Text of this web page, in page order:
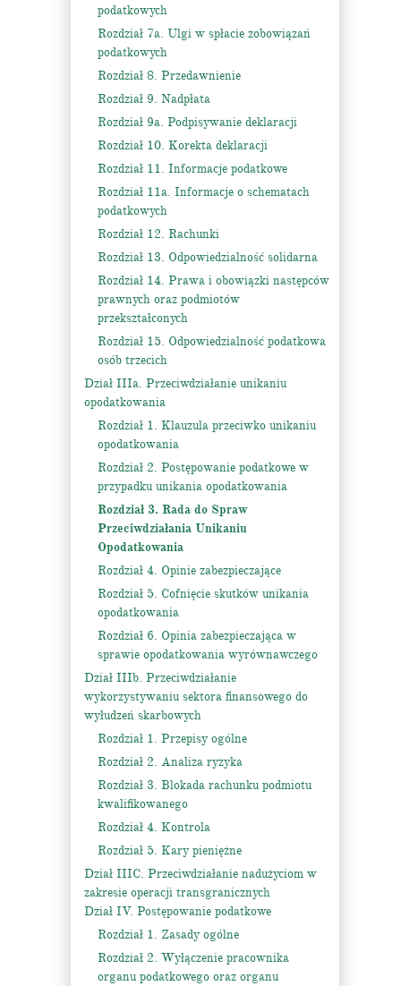
podatkowych
Rozdział 7a. Ulgi w spłacie zobowiązań
podatkowych
Rozdział 8. Przedawnienie
Rozdział 9. Nadpłata
Rozdział 9a. Podpisywanie deklaracji
Rozdział 10. Korekta deklaracji
Rozdział 11. Informacje podatkowe
Rozdział 11a. Informacje o schematach
podatkowych
Rozdział 12. Rachunki
Rozdział 13. Odpowiedzialność solidarna
Rozdział 14. Prawa i obowiązki następców
prawnych oraz podmiotów
przekształconych
Rozdział 15. Odpowiedzialność podatkowa
osób trzecich
Dział IIIa. Przeciwdziałanie unikaniu
opodatkowania
Rozdział 1. Klauzula przeciwko unikaniu
opodatkowania
Rozdział 2. Postępowanie podatkowe w
przypadku unikania opodatkowania
Rozdział 3. Rada do Spraw
Przeciwdziałania Unikaniu
Opodatkowania
Rozdział 4. Opinie zabezpieczające
Rozdział 5. Cofnięcie skutków unikania
opodatkowania
Rozdział 6. Opinia zabezpieczająca w
sprawie opodatkowania wyrównawczego
Dział IIIb. Przeciwdziałanie
wykorzystywaniu sektora finansowego do
wyłudzeń skarbowych
Rozdział 1. Przepisy ogólne
Rozdział 2. Analiza ryzyka
Rozdział 3. Blokada rachunku podmiotu
kwalifikowanego
Rozdział 4. Kontrola
Rozdział 5. Kary pieniężne
Dział IIIC. Przeciwdziałanie nadużyciom w
zakresie operacji transgranicznych
Dział IV. Postępowanie podatkowe
Rozdział 1. Zasady ogólne
Rozdział 2. Wyłączenie pracownika
organu podatkowego oraz organu